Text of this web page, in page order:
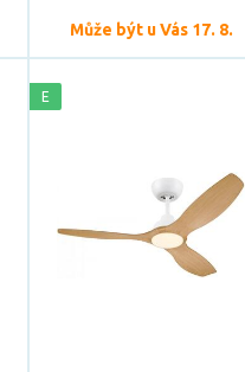
Může být u Vás 17. 8.
E